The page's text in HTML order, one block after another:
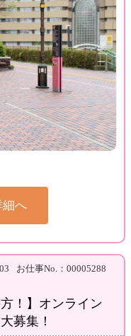
細へ
お仕事No.：00005288
！】オンライン
募集！